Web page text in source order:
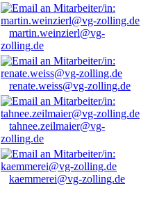
martin.weinzierl@vg-
zolling.de
renate.weiss@vg-zolling.de
tahnee.zeilmaier@vg-
zolling.de
kaemmerei@vg-zolling.de